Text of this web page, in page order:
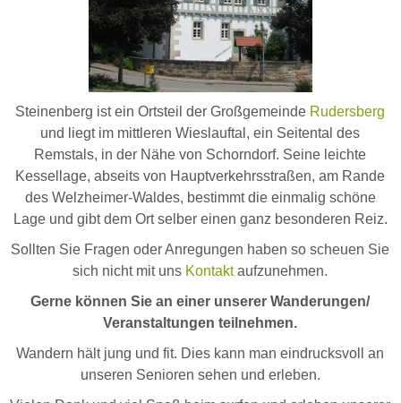
Steinenberg ist ein Ortsteil der Großgemeinde Rudersberg
und liegt im mittleren Wieslauftal,ein Seitental des
Remstals, in der Nähe von Schorndorf. Seine leichte
Kessellage, abseits von Hauptverkehrsstraßen, am Rande
des Welzheimer-Waldes, bestimmt die einmalig schöne
Lage und gibtdem Ort selber einen ganz besonderen Reiz.
Sollten Sie Fragen oder Anregungen haben so scheuen Sie
sich nicht mit uns Kontaktaufzunehmen.
Gerne können Sie an einer unserer Wanderungen/
Veranstaltungen teilnehmen.
Wandern hält jung und fit. Dies kann man eindrucksvoll an
unseren Senioren sehen und erleben.